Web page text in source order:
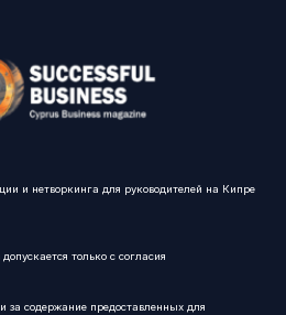
и нетворкинга для руководителей на Кипре
только с согласия
за содержание предоставленных для